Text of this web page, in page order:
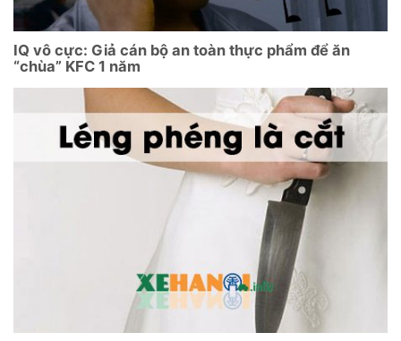
IQ vô cực: Giả cán bộ an toàn thực phẩm để ăn
“chùa” KFC 1 năm